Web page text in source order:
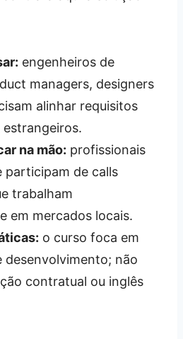
engenheiros de
managers, designers
alinhar requisitos
na mão: profissionais
participam de calls
trabalham
em mercados locais.
o curso foca em
desenvolvimento; não
contratual ou inglês